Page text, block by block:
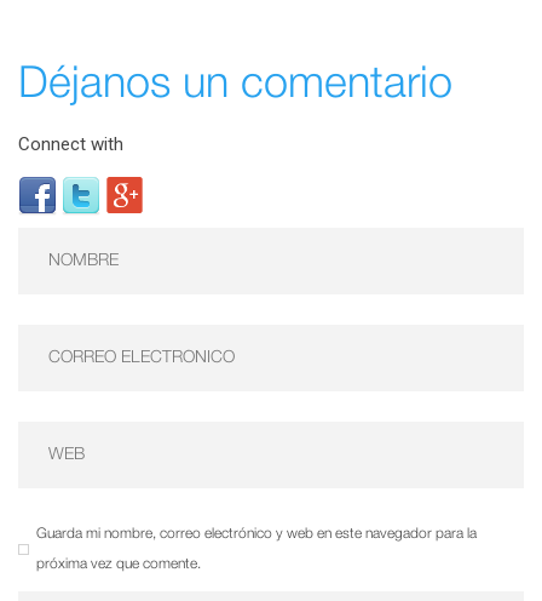
Déjanos un comentario
Connect with
Guarda mi nombre, correo electrónico y web en este navegador para la
próxima vez que comente.